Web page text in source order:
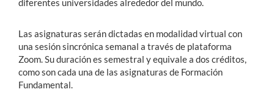
diferentes universidades alrededor del mundo.
Las asignaturas serán dictadas en modalidad virtual con
una sesión sincrónica semanal a través de plataforma
Zoom. Su duración es semestral y equivale a dos créditos,
como son cada una de las asignaturas de Formación
Fundamental.